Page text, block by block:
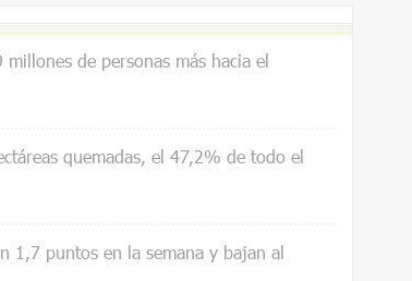
de personas más hacia el
quemadas, el 47,2% de todo el
1,7 puntos en la semana y bajan al